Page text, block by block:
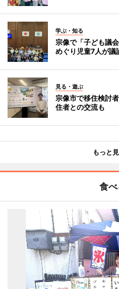
学ぶ・知る
宗像で「子ども議
めぐり児童7人が議
見る・遊ぶ
宗像市で移住検討
住者との交流も
もっと
食べ